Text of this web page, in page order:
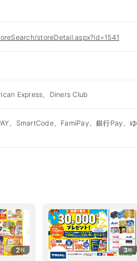
storeDetail.aspx?id=1541
Express、Diners Club
、SmartCode、FamiPay、銀行Pay、ゆ
2枚 3枚